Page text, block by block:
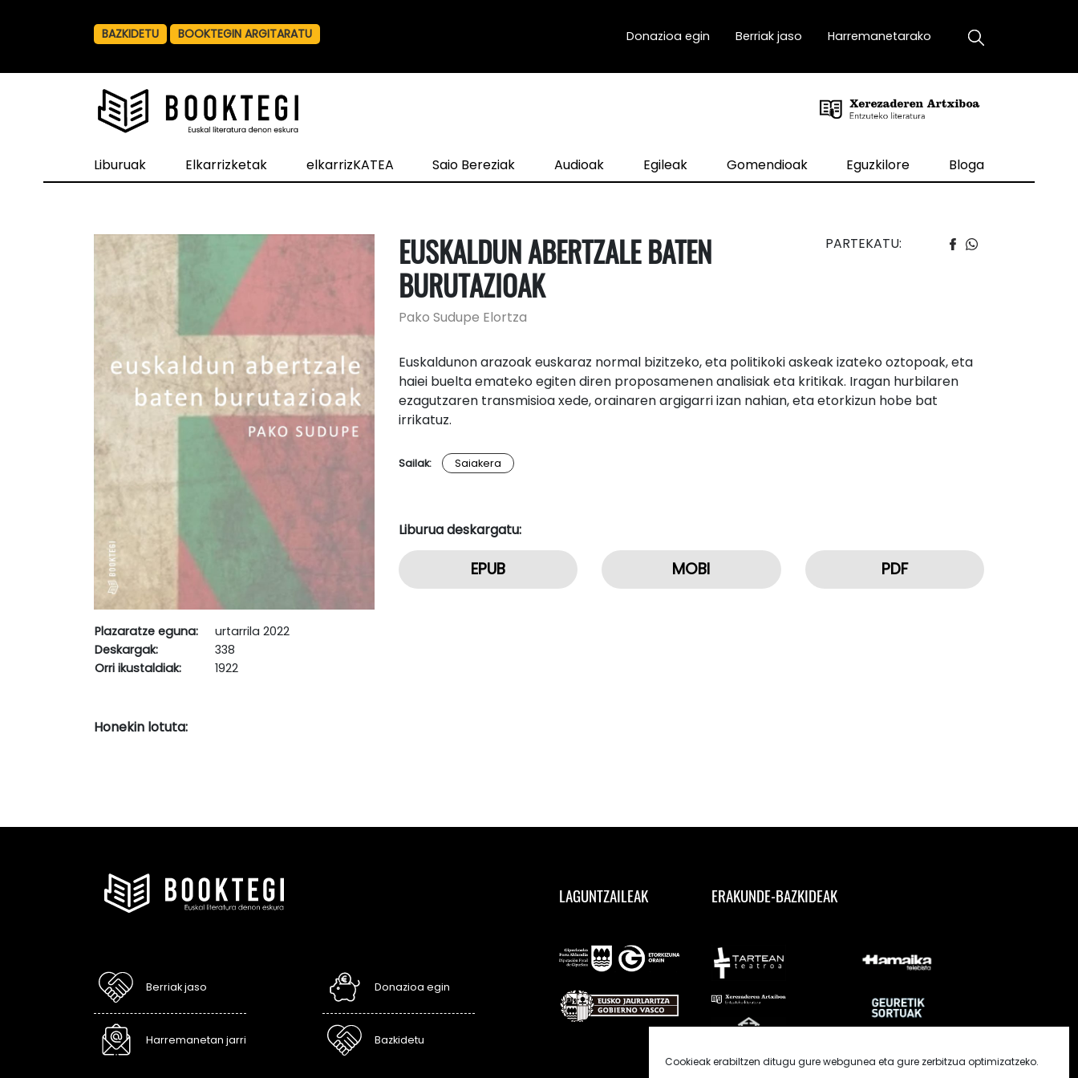
Cookieak erabiltzen ditugu gure webgunea eta gure zerbitzua optimizatzeko.
BAZKIDETU BOOKTEGIN ARGITARATU Donazioa egin Berriak jaso Harremanetarako
Liburuak Elkarrizketak elkarrizKATEA Saio Bereziak Audioak Egileak Gomendioak Eguzkilore Bloga
Plazaratze eguna:
urtarrila 2022
Deskargak:
338
Orri ikustaldiak:
1922
PARTEKATU:
EUSKALDUN ABERTZALE BATEN
BURUTAZIOAK
Pako Sudupe Elortza
Euskaldunon arazoak euskaraz normal bizitzeko, eta politikoki askeak izateko oztopoak, eta
haiei buelta emateko egiten diren proposamenen analisiak eta kritikak. Iragan hurbilaren
ezagutzaren transmisioa xede, orainaren argigarri izan nahian, eta etorkizun hobe bat
irrikatuz.
Sailak: Saiakera
Liburua deskargatu:
EPUB MOBI PDF
Honekin lotuta:
Berriak jaso
Harremanetan jarri
Donazioa egin
Bazkidetu
LAGUNTZAILEAK ERAKUNDE-BAZKIDEAK